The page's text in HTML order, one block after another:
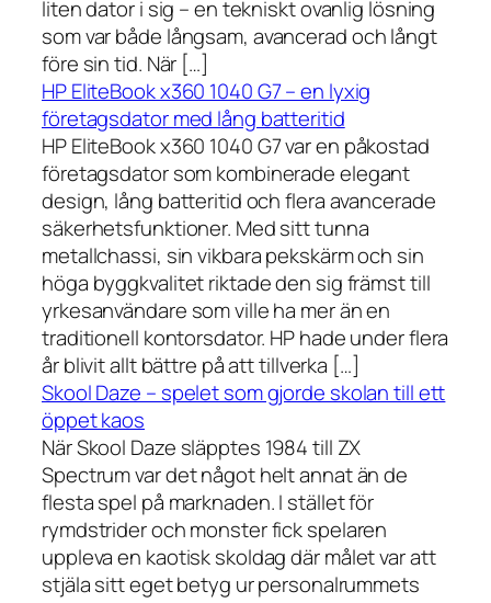
liten dator i sig – en tekniskt ovanlig lösning
som var både långsam, avancerad och långt
före sin tid. När […]
HP EliteBook x360 1040 G7 – en lyxig
företagsdator med lång batteritid
HP EliteBook x360 1040 G7 var en påkostad
företagsdator som kombinerade elegant
design, lång batteritid och flera avancerade
säkerhetsfunktioner. Med sitt tunna
metallchassi, sin vikbara pekskärm och sin
höga byggkvalitet riktade den sig främst till
yrkesanvändare som ville ha mer än en
traditionell kontorsdator. HP hade under flera
år blivit allt bättre på att tillverka […]
Skool Daze – spelet som gjorde skolan till ett
öppet kaos
När Skool Daze släpptes 1984 till ZX
Spectrum var det något helt annat än de
flesta spel på marknaden. I stället för
rymdstrider och monster fick spelaren
uppleva en kaotisk skoldag där målet var att
stjäla sitt eget betyg ur personalrummets